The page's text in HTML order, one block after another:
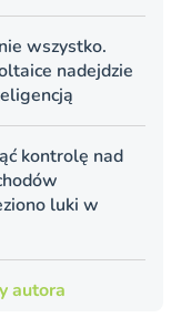
wszystko.
nadejdzie
kontrolę nad
luki w
autora